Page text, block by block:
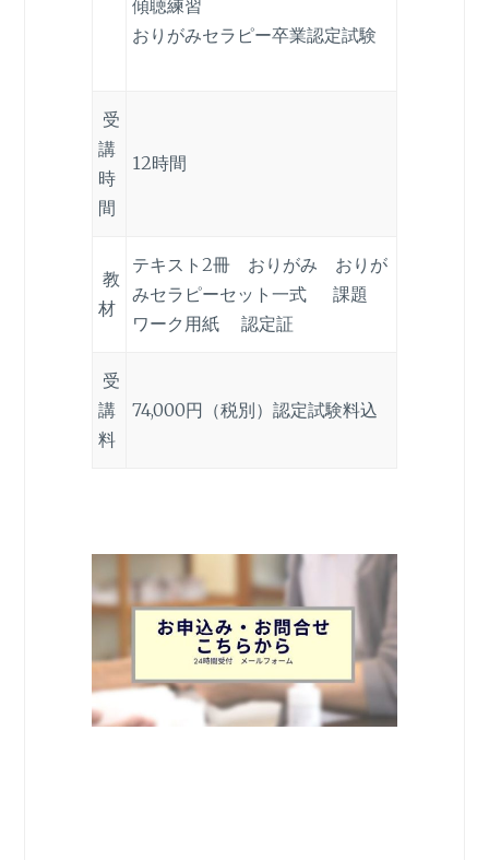
傾聴練習
おりがみセラピー卒業認定試験
受
講
時
間
12時間
教
材
テキスト2冊 おりがみ おりが
みセラピーセット一式 課題
ワーク用紙 認定証
受
講
料
74,000円（税別）認定試験料込